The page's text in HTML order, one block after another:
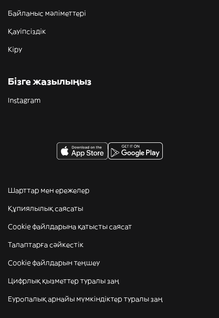
Байланыс мәліметтері
Қауіпсіздік
Кіру
Бізге жазылыңыз
Instagram
Шарттар мен ережелер
Құпиялылық саясаты
Cookie файлдарына қатысты саясат
Талаптарға сәйкестік
Cookie файлдарын теңшеу
Цифрлық қызметтер туралы заң
Еуропалық арнайы мүмкіндіктер туралы заң